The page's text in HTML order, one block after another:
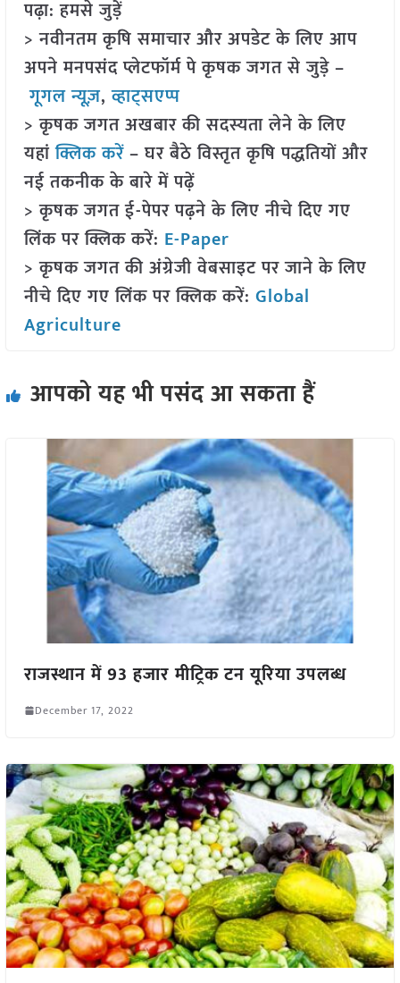
पढ़ा: हमसे जुड़ें
> नवीनतम कृषि समाचार और अपडेट के लिए आप
अपने मनपसंद प्लेटफॉर्म पे कृषक जगत से जुड़े –
गूगल न्यूज़,व्हाट्सएप्प
> कृषक जगत अखबार की सदस्यता लेने के लिए
यहांक्लिक करें– घर बैठे विस्तृत कृषि पद्धतियों और
नई तकनीक के बारे में पढ़ें
> कृषक जगत ई-पेपर पढ़ने के लिए नीचे दिए गए
लिंक पर क्लिक करें: E-Paper
> कृषक जगत की अंग्रेजी वेबसाइट पर जाने के लिए
नीचे दिए गए लिंक पर क्लिक करें: Global
Agriculture
आपको यह भी पसंद आ सकता हैं
राजस्थान में 93 हजार मीट्रिक टन यूरिया उपलब्ध
December 17, 2022